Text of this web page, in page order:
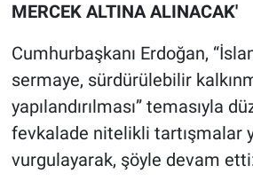
MERCEK ALTINA ALINACAK'
Cumhurbaşkanı Erdoğan,
sermaye, sürdürülebilir
yapılandırılması” temasıyla
fevkalade nitelikli tartışmalar
vurgulayarak, şöyle devam